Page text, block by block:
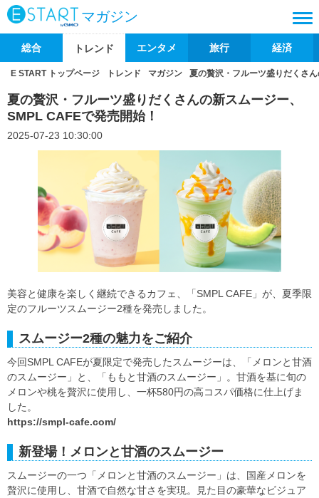
マガジン
総合 トレンド エンタメ 旅行 経済
E START トップページ トレンド マガジン 夏の贅沢・フルーツ盛りだくさ
夏の贅沢・フルーツ盛りだくさんの新スムージー、
SMPL CAFEで発売開始！
2025-07-23 10:30:00
美容と健康を楽しく継続できるカフェ、「SMPL CAFE」が、夏季限
定のフルーツスムージー2種を発売しました。
スムージー2種の魅力をご紹介
今回SMPL CAFEが夏限定で発売したスムージーは、「メロンと甘酒
のスムージー」と、「ももと甘酒のスムージー」。甘酒を基に旬の
メロンや桃を贅沢に使用し、一杯580円の高コスパ価格に仕上げま
した。
https://smpl-cafe.com/
新登場！メロンと甘酒のスムージー
スムージーの一つ「メロンと甘酒のスムージー」は、国産メロンを
贅沢に使用し、甘酒で自然な甘さを実現。見た目の豪華なビジュア